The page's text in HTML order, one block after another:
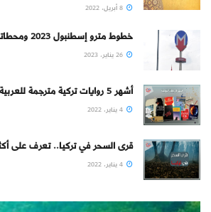
خطوط مترو إسطنبول 2023 ومحطاته
أشهر 5 روايات تركية مترجمة للعربية ينبغي عليك قراءتها
قرى السحر في تركيا.. تعرف على